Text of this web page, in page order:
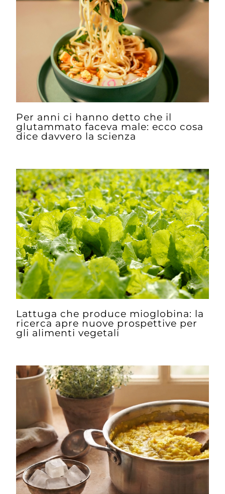
Per anni ci hanno detto che il
glutammato faceva male: ecco cosa
dice davvero la scienza
Lattuga che produce mioglobina: la
ricerca apre nuove prospettive per
gli alimenti vegetali